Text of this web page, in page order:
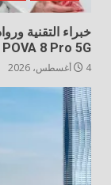
خبراء التقنية
8 Pro 5G
4 أغسطس، 2026